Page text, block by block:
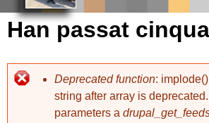
Han passat
Deprecated function:
string after array is
parameters a